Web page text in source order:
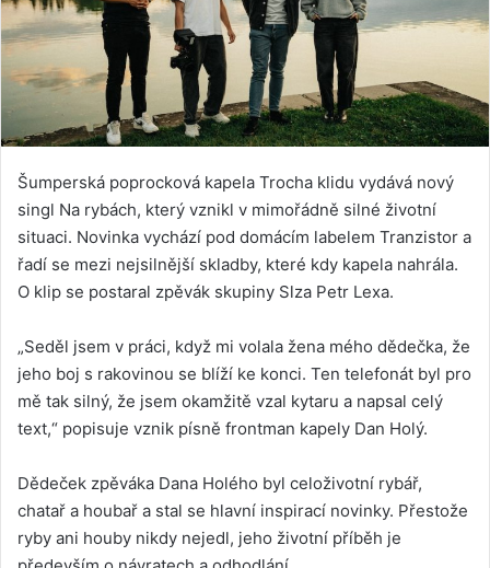
Šumperská poprocková kapela Trocha klidu vydává nový
singl Na rybách, který vznikl v mimořádně silné životní
situaci. Novinka vychází pod domácím labelem Tranzistor a
řadí se mezi nejsilnější skladby, které kdy kapela nahrála.
O klip se postaral zpěvák skupiny Slza Petr Lexa.
„Seděl jsem v práci, když mi volala žena mého dědečka, že
jeho boj s rakovinou se blíží ke konci. Ten telefonát byl pro
mě tak silný, že jsem okamžitě vzal kytaru a napsal celý
text,“ popisuje vznik písně frontman kapely Dan Holý.
Dědeček zpěváka Dana Holého byl celoživotní rybář,
chatař a houbař a stal se hlavní inspirací novinky. Přestože
ryby ani houby nikdy nejedl, jeho životní příběh je